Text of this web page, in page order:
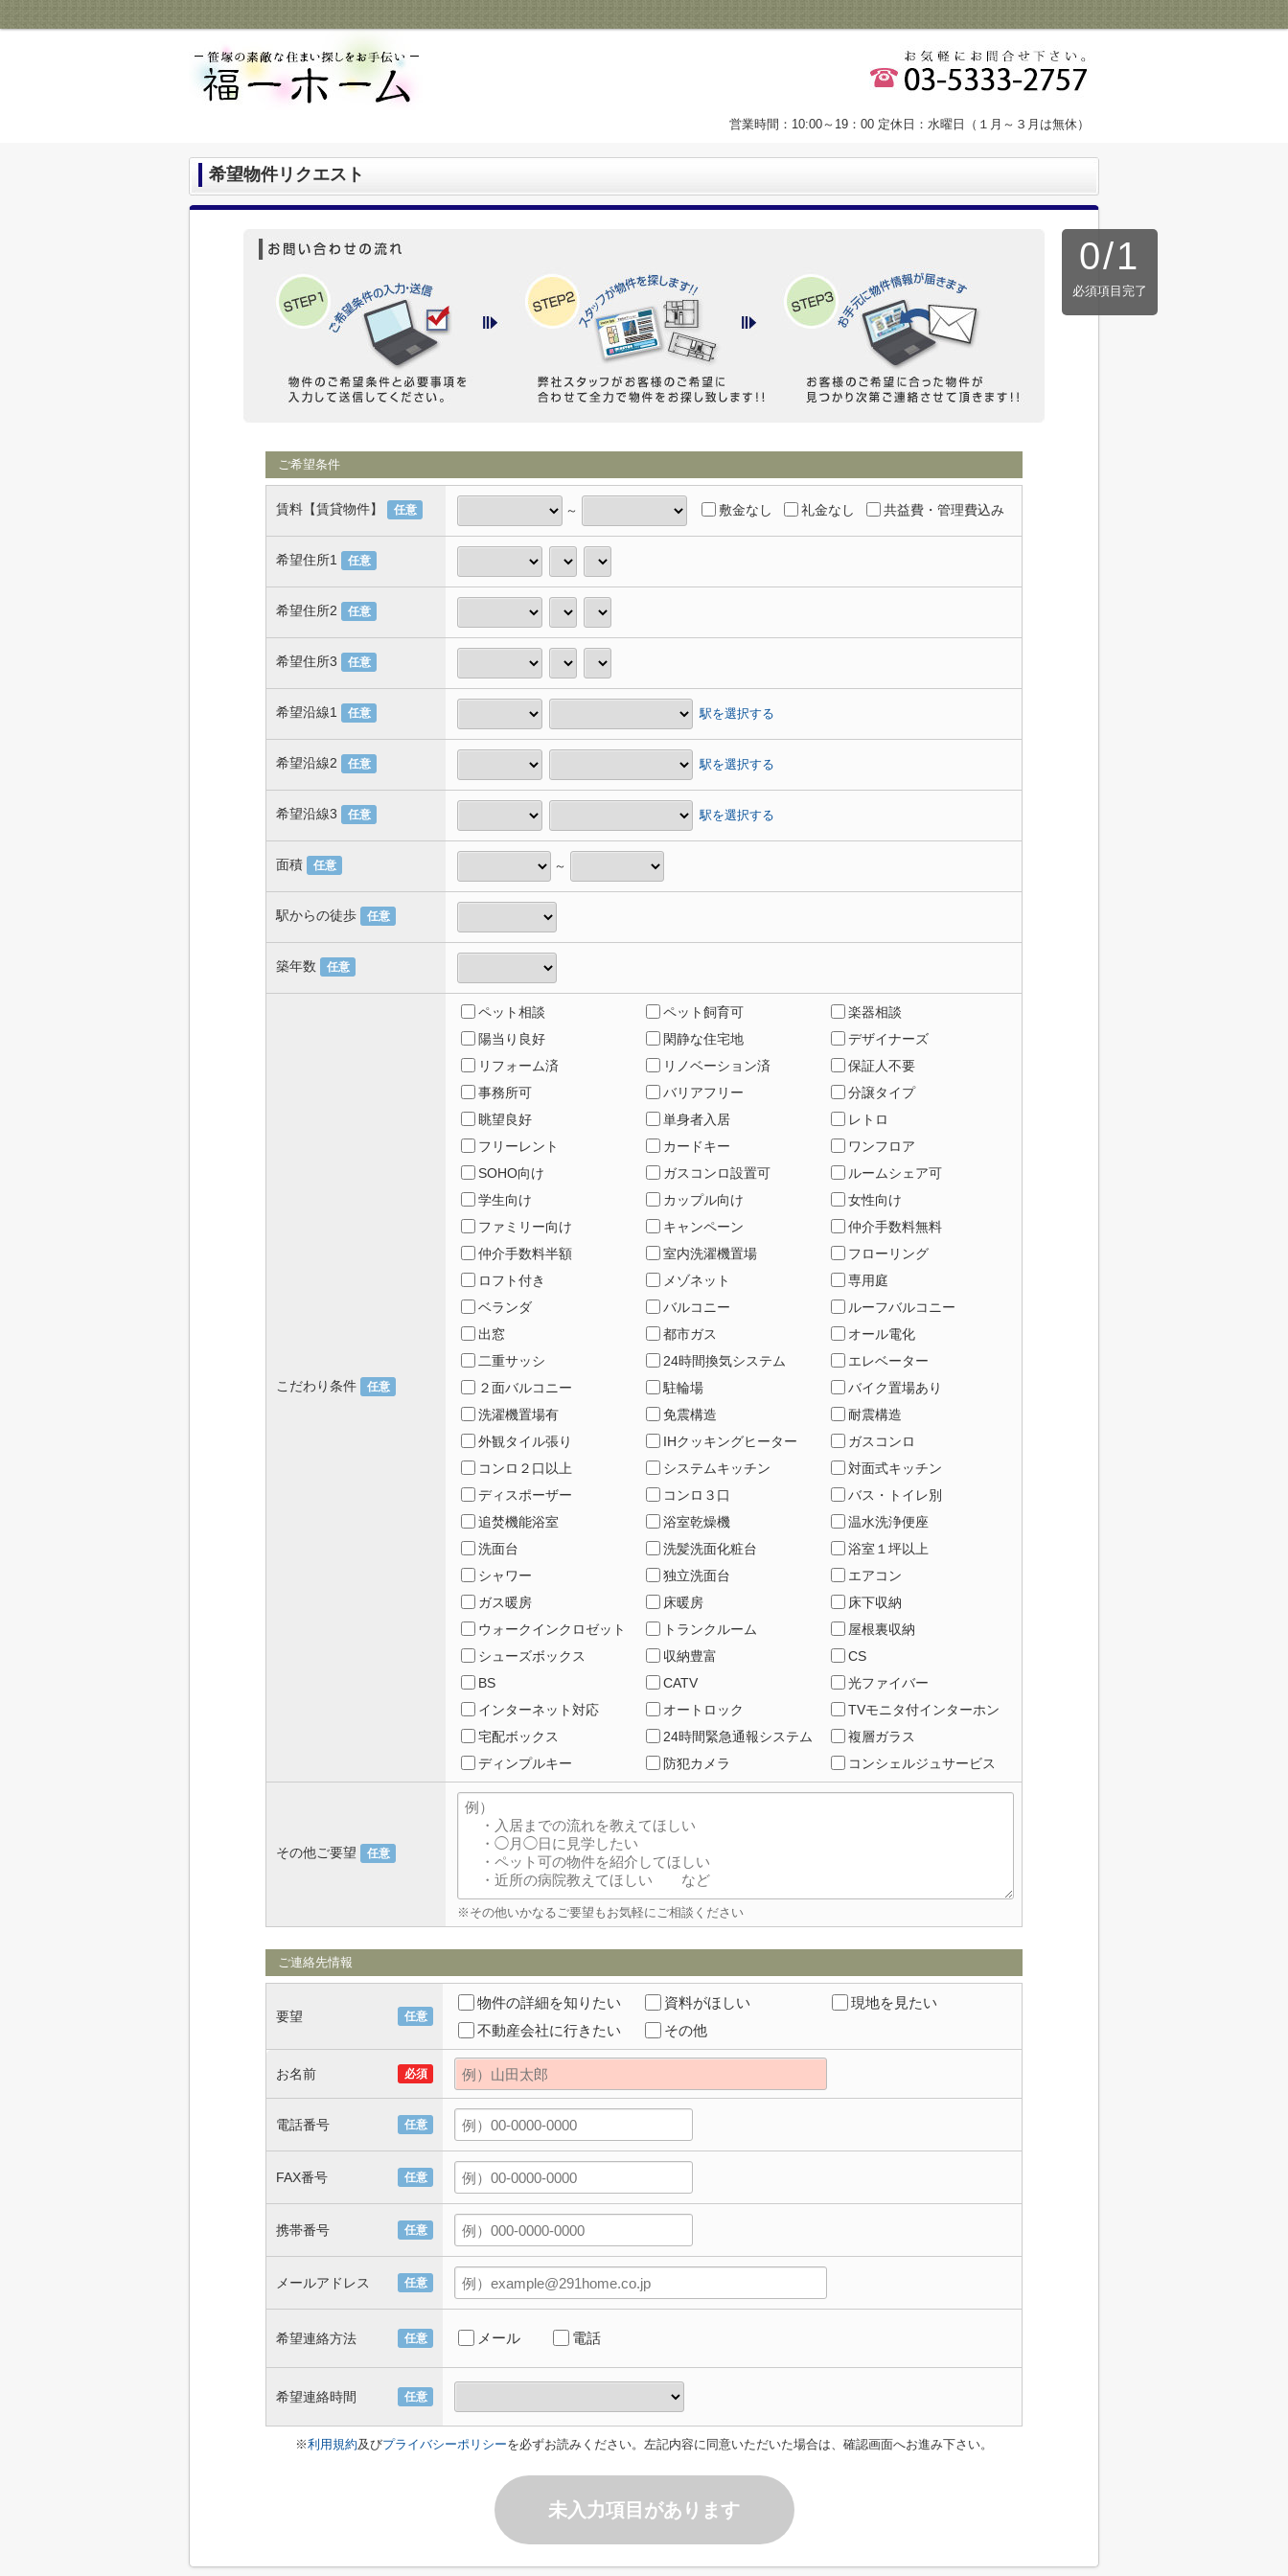
営業時間：10:00～19：00 定休日：水曜日（１月～３月は無休）
希望物件リクエスト
0/1
必須項目完了
ご希望条件
賃料【賃貸物件】 任意 ～ 敷金なし 礼金なし 共益費・管理費込み
希望住所1 任意
希望住所2 任意
希望住所3 任意
希望沿線1 任意 駅を選択する
希望沿線2 任意 駅を選択する
希望沿線3 任意 駅を選択する
面積 任意 ～
駅からの徒歩 任意
築年数 任意
こだわり条件 任意
ペット相談 ペット飼育可
楽器相談
陽当り良好
閑静な住宅地
デザイナーズ
リフォーム済
リノベーション済
保証人不要
事務所可
バリアフリー
分譲タイプ
眺望良好
単身者入居
レトロ
フリーレント
カードキー
ワンフロア
SOHO向け
ガスコンロ設置可
ルームシェア可
学生向け
カップル向け
女性向け
ファミリー向け
キャンペーン
仲介手数料無料
仲介手数料半額
室内洗濯機置場
フローリング
ロフト付き
メゾネット
専用庭
ベランダ
バルコニー
ルーフバルコニー
出窓
都市ガス
オール電化
二重サッシ
24時間換気システム
エレベーター
２面バルコニー
駐輪場
バイク置場あり
洗濯機置場有
免震構造
耐震構造
外観タイル張り
IHクッキングヒーター
ガスコンロ
コンロ２口以上
システムキッチン
対面式キッチン
ディスポーザー
コンロ３口
バス・トイレ別
追焚機能浴室
浴室乾燥機
温水洗浄便座
洗面台
洗髪洗面化粧台
浴室１坪以上
シャワー
独立洗面台
エアコン
ガス暖房
床暖房
床下収納
ウォークインクロゼット
トランクルーム
屋根裏収納
シューズボックス
収納豊富
CS
BS
CATV
光ファイバー
インターネット対応
オートロック
TVモニタ付インターホン
宅配ボックス
24時間緊急通報システム
複層ガラス
ディンプルキー
防犯カメラ コンシェルジュサービス
その他ご要望 任意
※その他いかなるご要望もお気軽にご相談ください
ご連絡先情報
要望 任意
物件の詳細を知りたい 資料がほしい
現地を見たい
不動産会社に行きたい
その他
お名前 必須
電話番号 任意
FAX番号 任意
携帯番号 任意
メールアドレス 任意
希望連絡方法 任意 メール 電話
希望連絡時間 任意
※利用規約及びプライバシーポリシーを必ずお読みください。左記内容に同意いただいた場合は、確認画面へお進み下さい。
未入力項目があります